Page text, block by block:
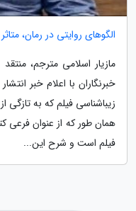
الگوهای روایتی در رمان،
مازیار اسلامی مترجم،
خبرنگاران با اعلام خبر
زیباشناسی فیلم که به
همان طور که از عنوان فرعی
فیلم است و شرح این...